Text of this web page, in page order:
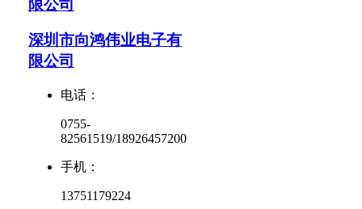
限公司
深圳市向鸿伟业电子有
限公司
电话：
0755-
82561519/18926457200
手机：
13751179224